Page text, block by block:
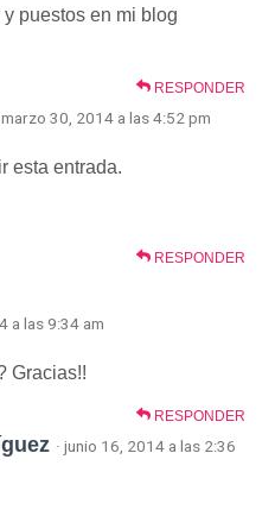
puestos en mi blog
RESPONDER
marzo 30, 2014 a las 4:52 pm
esta entrada.
RESPONDER
a las 9:34 am
Gracias!!
RESPONDER
· junio 16, 2014 a las 2:36